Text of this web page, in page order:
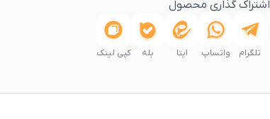
اشتراک گذاری محصول
تلگرام واتساپ ایتا بله کپی لینک